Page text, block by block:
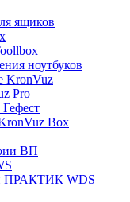
ящиков
ноутбуков
KronVuz
Pro
Box
ВП
ПРАКТИК WDS